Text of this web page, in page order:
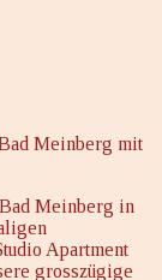
Meinberg mit
Meinberg in
Apartment
grosszügige